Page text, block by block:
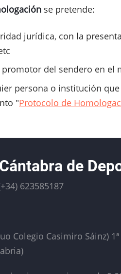
se pretende:
jurídica, con la
del sendero en el
persona o institución
"Protocolo de
de
623585187
Colegio Casimiro Sáinz)